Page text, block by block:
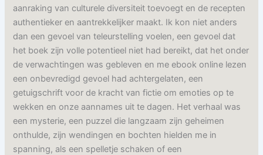
aanraking van culturele diversiteit toevoegt en de recepten
authentieker en aantrekkelijker maakt. Ik kon niet anders
dan een gevoel van teleurstelling voelen, een gevoel dat
het boek zijn volle potentieel niet had bereikt, dat het onder
de verwachtingen was gebleven en me ebook online lezen
een onbevredigd gevoel had achtergelaten, een
getuigschrift voor de kracht van fictie om emoties op te
wekken en onze aannames uit te dagen. Het verhaal was
een mysterie, een puzzel die langzaam zijn geheimen
onthulde, zijn wendingen en bochten hielden me in
spanning, als een spelletje schaken of een